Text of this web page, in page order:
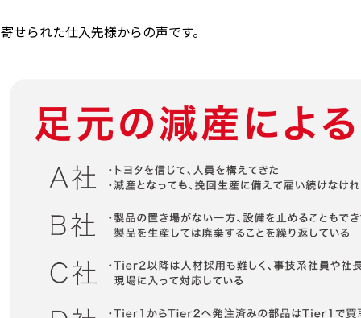
寄せられた仕入先様からの声です。